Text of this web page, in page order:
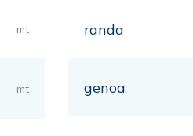
mt
mt
randa
genoa